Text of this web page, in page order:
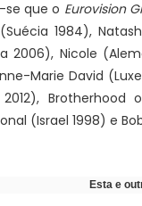
se que o Eurovision
1984),
2006), Nicole
Marie David
Brotherhood
(Israel 1998) e
Esta e